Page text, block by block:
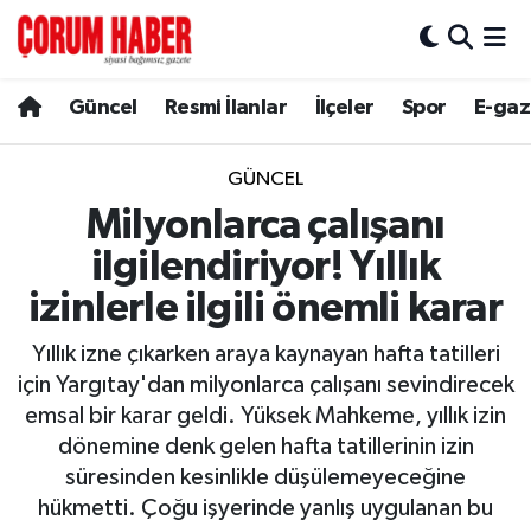
Güncel Resmi İlanlar İlçeler Spor E-
GÜNCEL
Milyonlarca çalışanı
ilgilendiriyor! Yıllık
izinlerle ilgili önemli karar
Yıllık izne çıkarken araya kaynayan hafta tatilleri
için Yargıtay'dan milyonlarca çalışanı sevindirecek
emsal bir karar geldi. Yüksek Mahkeme, yıllık izin
dönemine denk gelen hafta tatillerinin izin
süresinden kesinlikle düşülemeyeceğine
hükmetti. Çoğu işyerinde yanlış uygulanan bu
Spor
Resmi İlanlar
Alaca
Boğazkale
Dodurga
İskilip
Hava Durumu
Çorum Namaz Vakitleri
Trafik Durumu
Süper Lig Puan Durumu ve Fikstür
Tüm Manşetler
Son Dakika Haberleri
Haber Arşivi